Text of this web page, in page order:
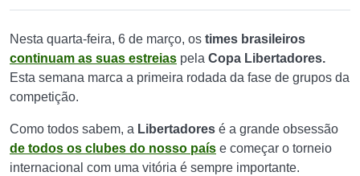
Nesta quarta-feira, 6 de março, os times brasileiros
continuam as suas estreias pela Copa Libertadores.
Esta semana marca a primeira rodada da fase de grupos da
competição.
Como todos sabem, a Libertadores é a grande obsessão
de todos os clubes do nosso país e começar o torneio
internacional com uma vitória é sempre importante.